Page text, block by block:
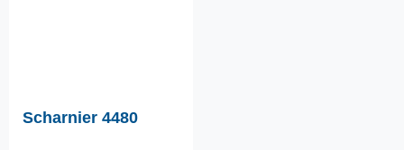
Scharnier 4480